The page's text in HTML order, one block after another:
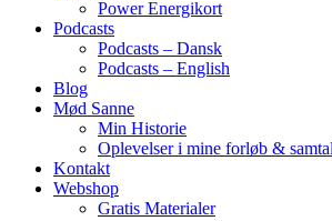
Power Energikort
Podcasts
Podcasts – Dansk
Podcasts – English
Blog
Mød Sanne
Min Historie
Oplevelser i mine forløb &
Kontakt
Webshop
Gratis Materialer